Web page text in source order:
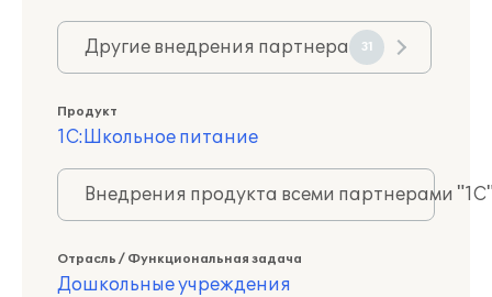
Другие внедрения партнера 31
Продукт
1С:Школьное питание
Внедрения продукта всеми партнерами
Отрасль / Функциональная задача
Дошкольные учреждения